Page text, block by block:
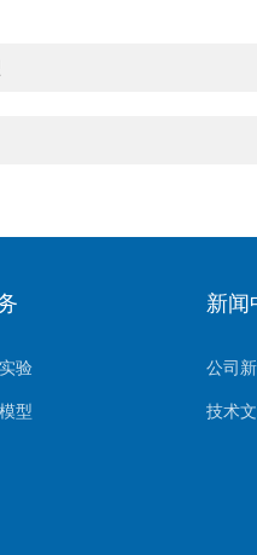
验
型
新闻
公司
技术